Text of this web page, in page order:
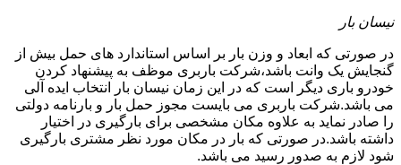
نیسان بار
در صورتی که ابعاد و وزن بار بر اساس استاندارد های حمل بیش از
گنجایش یک وانت باشد،شرکت باربری موظف به پیشنهاد کردن
خودرو باری دیگر است که در این زمان نیسان بار انتخاب ایده آلی
می باشد.شرکت باربری می بایست مجوز حمل بار و بارنامه دولتی
را صادر نماید به علاوه مکان مشخصی برای بارگیری در اختیار
داشته باشد.در صورتی که بار در مکان مورد نظر مشتری بارگیری
شود لازم به صدور رسید می باشد.